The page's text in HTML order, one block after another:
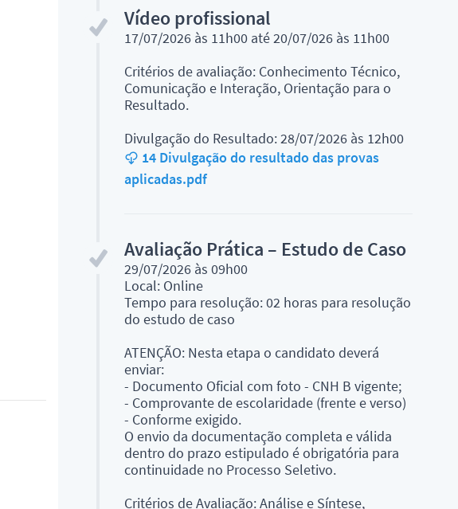
Vídeo profissional
17/07/2026 às 11h00 até 20/07/026 às 11h00
Critérios de avaliação: Conhecimento Técnico,
Comunicação e Interação, Orientação para o
Resultado.
Divulgação do Resultado: 28/07/2026 às 12h00
14 Divulgação do resultado das provas
aplicadas.pdf
Avaliação Prática – Estudo de Caso
29/07/2026 às 09h00
Local: Online
Tempo para resolução: 02 horas para resolução
do estudo de caso
ATENÇÃO: Nesta etapa o candidato deverá
enviar:
- Documento Oficial com foto - CNH B vigente;
- Comprovante de escolaridade (frente e verso)
- Conforme exigido.
O envio da documentação completa e válida
dentro do prazo estipulado é obrigatória para
continuidade no Processo Seletivo.
Critérios de Avaliação: Análise e Síntese,